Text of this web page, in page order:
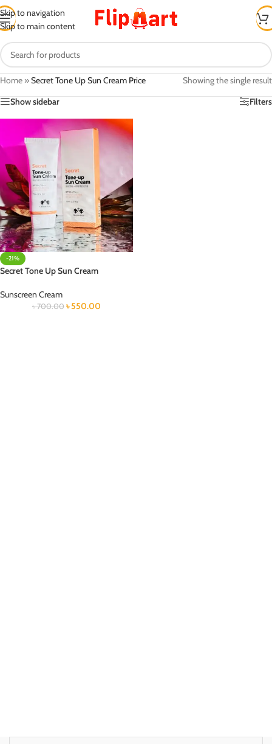
Skip to navigation
Skip to main content
Home »Secret Tone Up Sun Cream Price
Showing the single result
Show sidebar
Filters
-21%
Secret Tone Up Sun Cream
Sunscreen Cream
৳700.00 ৳550.00